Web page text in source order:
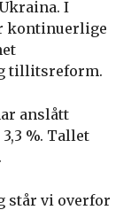
I
kontinuerlige
tillitsreform.
anslått
%. Tallet
står vi overfor